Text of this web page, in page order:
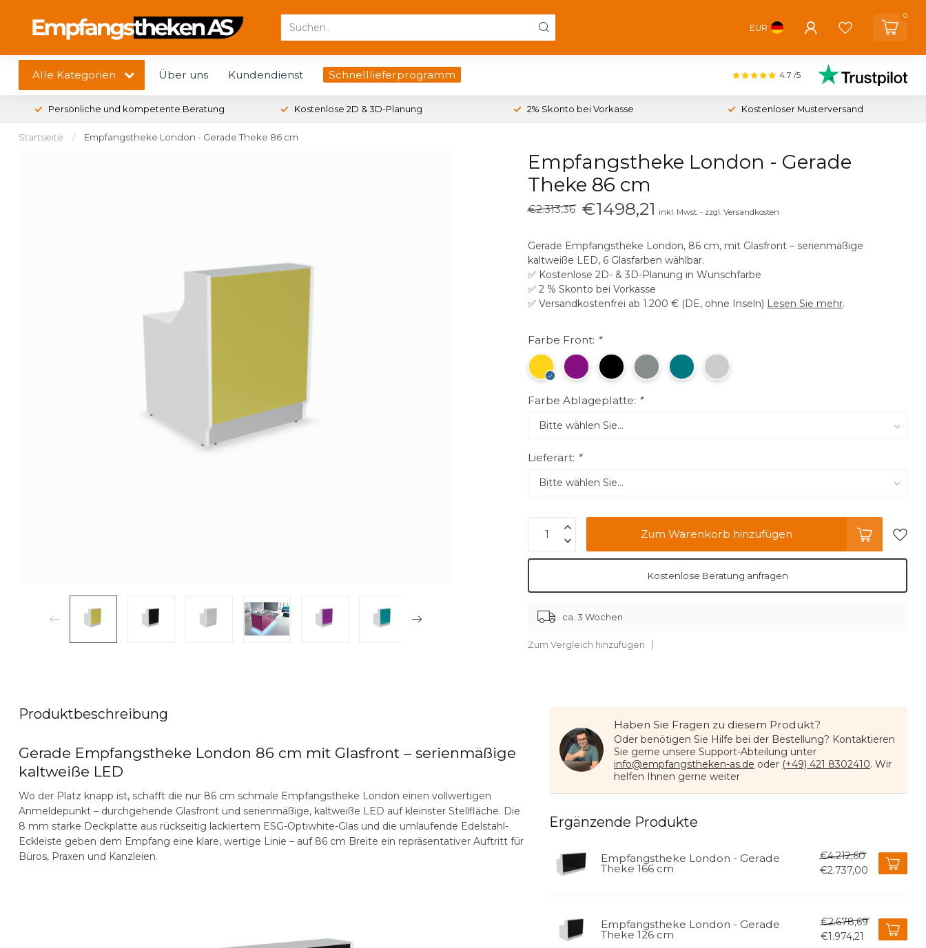
EUR
0
Alle Kategorien Über uns Kundendienst Schnelllieferprogramm 4.7 /5
Persönliche und kompetente Beratung Kostenlose 2D & 3D-Planung 2% Skonto bei Vorkasse Kostenloser Musterversand
Startseite / Empfangstheke London - Gerade Theke 86 cm
Empfangstheke London - Gerade
Theke 86 cm
€2.313,36 €1498,21 inkl. Mwst. - zzgl. Versandkosten
Gerade Empfangstheke London, 86 cm, mit Glasfront – serienmäßige
kaltweiße LED, 6 Glasfarben wählbar.
✅ Kostenlose 2D- & 3D-Planung in Wunschfarbe
✅ 2 % Skonto bei Vorkasse
✅ Versandkostenfrei ab 1.200 € (DE, ohne Inseln) Lesen Sie mehr.
Farbe Front: *
Farbe Ablageplatte: *
Lieferart: *
Zum Warenkorb hinzufügen
Kostenlose Beratung anfragen
ca. 3 Wochen
Zum Vergleich hinzufügen
Produktbeschreibung
Gerade Empfangstheke London 86 cm mit Glasfront – serienmäßige
kaltweiße LED
Wo der Platz knapp ist, schafft die nur 86 cm schmale Empfangstheke London einen vollwertigen
Anmeldepunkt – durchgehende Glasfront und serienmäßige, kaltweiße LED auf kleinster Stellfläche. Die
8 mm starke Deckplatte aus rückseitig lackiertem ESG-Optiwhite-Glas und die umlaufende Edelstahl-
Eckleiste geben dem Empfang eine klare, wertige Linie – auf 86 cm Breite ein repräsentativer Auftritt für
Büros, Praxen und Kanzleien.
Haben Sie Fragen zu diesem Produkt?
Oder benötigen Sie Hilfe bei der Bestellung? Kontaktieren
Sie gerne unsere Support-Abteilung unter
info@empfangstheken-as.de oder (+49) 421 8302410. Wir
helfen Ihnen gerne weiter
Ergänzende Produkte
Empfangstheke London - Gerade
Theke 166 cm
€4.212,60
€2.737,00
Empfangstheke London - Gerade
Theke 126 cm
€2.678,69
€1.974,21